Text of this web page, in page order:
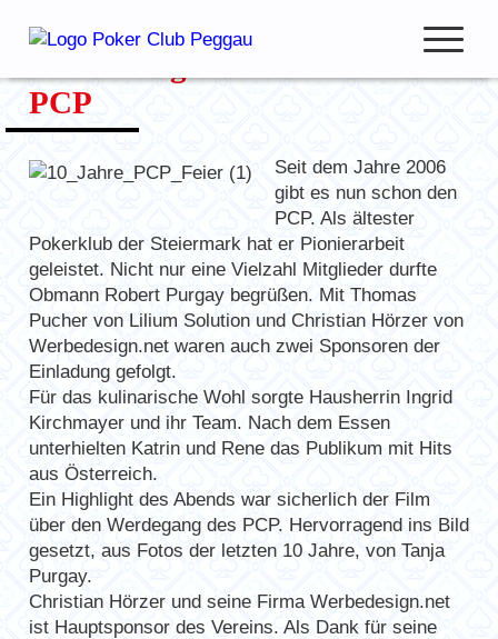
Inhalt
open
Club Beiträge
Club Meisterschaft
Pokercup & Masters
Hall of Fame
Ranglisten
Spielmodus
Der PokerClubPeggau – 20 Jahre jung
PCP
Seit dem Jahre 2006
gibt es nun schon den
PCP. Als ältester
Pokerklub der Steiermark hat er Pionierarbeit
geleistet. Nicht nur eine Vielzahl Mitglieder durfte
Obmann Robert Purgay begrüßen. Mit Thomas
Pucher von Lilium Solution und Christian Hörzer von
Werbedesign.net waren auch zwei Sponsoren der
Einladung gefolgt.
Für das kulinarische Wohl sorgte Hausherrin Ingrid
Kirchmayer und ihr Team. Nach dem Essen
unterhielten Katrin und Rene das Publikum mit Hits
aus Österreich.
Ein Highlight des Abends war sicherlich der Film
über den Werdegang des PCP. Hervorragend ins Bild
gesetzt, aus Fotos der letzten 10 Jahre, von Tanja
Purgay.
Christian Hörzer und seine Firma Werbedesign.net
ist Hauptsponsor des Vereins. Als Dank für seine